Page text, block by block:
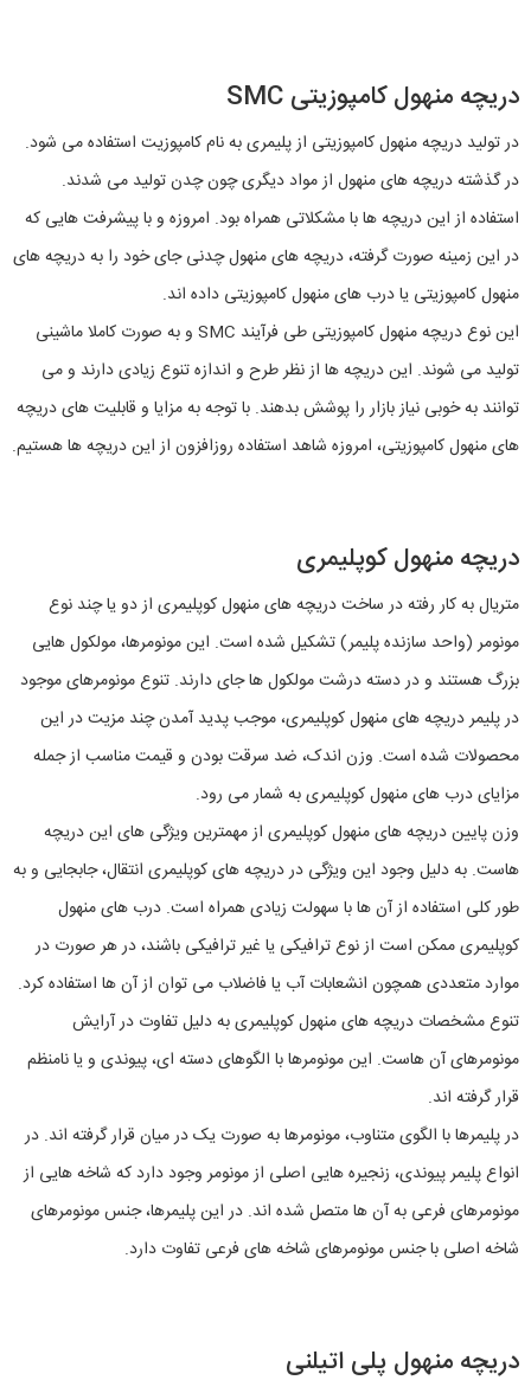
دریچه منهول کامپوزیتی SMC
در تولید دریچه منهول کامپوزیتی از پلیمری به نام کامپوزیت استفاده می شود.
در گذشته دریچه های منهول از‌ مواد دیگری چون چدن تولید می شدند.
استفاده از این دریچه ها با مشکلاتی همراه بود. امروزه و با پیشرفت هایی که
در این زمینه صورت گرفته، دریچه های منهول چدنی جای خود را به دریچه های
منهول کامپوزیتی یا درب های منهول کامپوزیتی داده اند.
این نوع دریچه منهول کامپوزیتی طی فرآیند SMC و به صورت کاملا ماشینی
تولید می شوند. این دریچه ها از نظر طرح و اندازه تنوع زیادی دارند و می
توانند به خوبی نیاز بازار را پوشش بدهند. با توجه به مزایا و قابلیت های دریچه
های منهول کامپوزیتی، امروزه شاهد استفاده روزافزون از این دریچه ها هستیم.
دریچه منهول کوپلیمری
متریال به کار رفته در ساخت دریچه های منهول کوپلیمری از دو یا چند نوع
مونومر (واحد سازنده پلیمر) تشکیل شده است. این مونومرها، مولکول هایی
بزرگ هستند و در دسته درشت مولکول ها جای دارند. تنوع مونومرهای موجود
در پلیمر دریچه های منهول کوپلیمری، موجب پدید آمدن چند مزیت در این
محصولات شده است. وزن اندک، ضد سرقت بودن و قیمت مناسب از جمله
مزایای درب های منهول کوپلیمری به شمار می رود.
وزن پایین دریچه های منهول کوپلیمری از مهمترین ویژگی های این دریچه
هاست. به دلیل وجود این ویژگی در دریچه های کوپلیمری انتقال، جابجایی و به
طور کلی استفاده از آن ها با سهولت زیادی همراه است. درب های منهول
کوپلیمری ممکن است از نوع ترافیکی یا غیر ترافیکی باشند، در هر صورت در
موارد متعددی همچون انشعابات آب یا فاضلاب می توان از آن ها استفاده کرد.
تنوع مشخصات دریچه های منهول کوپلیمری به دلیل تفاوت در آرایش
مونومرهای آن هاست. این مونومرها با الگوهای دسته ای، پیوندی و یا نامنظم
قرار گرفته اند.
در پلیمرها با الگوی متناوب، مونومرها به صورت یک در میان قرار گرفته اند. در
انواع پلیمر پیوندی، زنجیره هایی اصلی از مونومر وجود دارد که شاخه هایی از
مونومرهای فرعی به آن ها متصل شده اند. در این پلیمرها، جنس مونومرهای
شاخه اصلی با جنس مونومرهای شاخه های فرعی تفاوت دارد.
دریچه منهول پلی اتیلنی